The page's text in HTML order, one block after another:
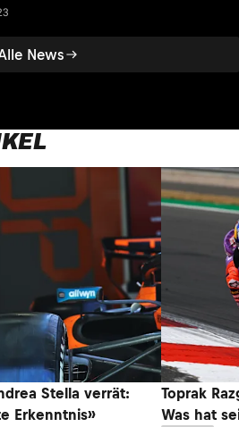
News
Stella verrät:
Erkenntnis»
Toprak
Was hat